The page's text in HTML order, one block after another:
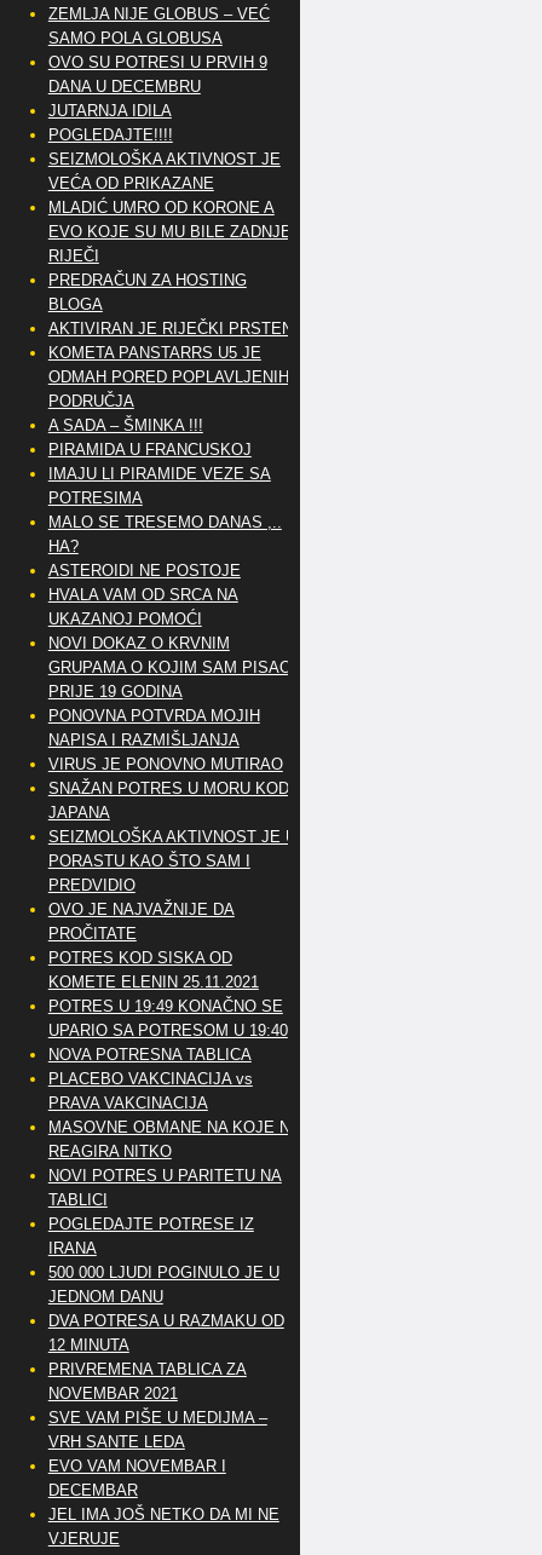
ZEMLJA NIJE GLOBUS – VEĆ
SAMO POLA GLOBUSA
OVO SU POTRESI U PRVIH 9
DANA U DECEMBRU
JUTARNJA IDILA
POGLEDAJTE!!!!
SEIZMOLOŠKA AKTIVNOST JE
VEĆA OD PRIKAZANE
MLADIĆ UMRO OD KORONE A
EVO KOJE SU MU BILE ZADNJE
RIJEČI
PREDRAČUN ZA HOSTING
BLOGA
AKTIVIRAN JE RIJEČKI PRSTEN
KOMETA PANSTARRS U5 JE
ODMAH PORED POPLAVLJENIH
PODRUČJA
A SADA – ŠMINKA !!!
PIRAMIDA U FRANCUSKOJ
IMAJU LI PIRAMIDE VEZE SA
POTRESIMA
MALO SE TRESEMO DANAS ,..
HA?
ASTEROIDI NE POSTOJE
HVALA VAM OD SRCA NA
UKAZANOJ POMOĆI
NOVI DOKAZ O KRVNIM
GRUPAMA O KOJIM SAM PISAO
PRIJE 19 GODINA
PONOVNA POTVRDA MOJIH
NAPISA I RAZMIŠLJANJA
VIRUS JE PONOVNO MUTIRAO
SNAŽAN POTRES U MORU KOD
JAPANA
SEIZMOLOŠKA AKTIVNOST JE U
PORASTU KAO ŠTO SAM I
PREDVIDIO
OVO JE NAJVAŽNIJE DA
PROČITATE
POTRES KOD SISKA OD
KOMETE ELENIN 25.11.2021
POTRES U 19:49 KONAČNO SE
UPARIO SA POTRESOM U 19:40
NOVA POTRESNA TABLICA
PLACEBO VAKCINACIJA vs
PRAVA VAKCINACIJA
MASOVNE OBMANE NA KOJE NE
REAGIRA NITKO
NOVI POTRES U PARITETU NA
TABLICI
POGLEDAJTE POTRESE IZ
IRANA
500 000 LJUDI POGINULO JE U
JEDNOM DANU
DVA POTRESA U RAZMAKU OD
12 MINUTA
PRIVREMENA TABLICA ZA
NOVEMBAR 2021
SVE VAM PIŠE U MEDIJMA –
VRH SANTE LEDA
EVO VAM NOVEMBAR I
DECEMBAR
JEL IMA JOŠ NETKO DA MI NE
VJERUJE